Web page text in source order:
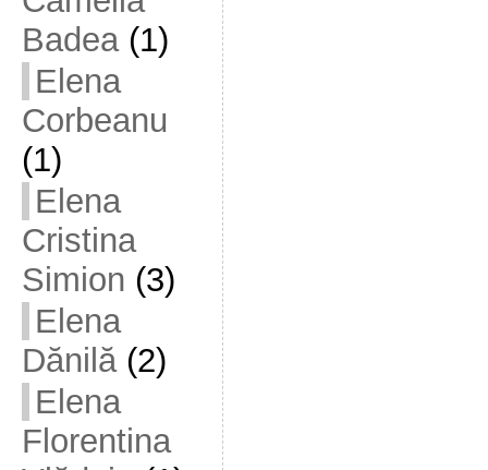
Badea(1)
Elena
Corbeanu
(1)
Elena
Cristina
Simion (3)
Elena
Dănilă(2)
Elena
Florentina